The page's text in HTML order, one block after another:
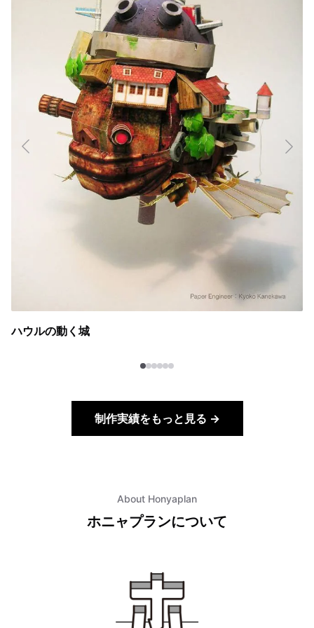
ハウルの動く城
制作実績をもっと見る →
About Honyaplan
ホニャプランについて